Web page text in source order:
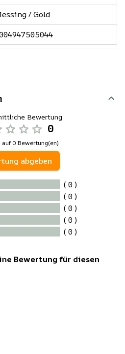
/ Gold
Bewertung
0
0 Bewertung(en)
abgeben
( 0 )
( 0 )
( 0 )
( 0 )
( 0 )
Bewertung für diesen